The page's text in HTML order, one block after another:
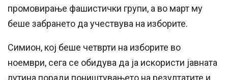
промовирање фашистички групи, а во март му
беше забрането да учествува на изборите.
Симион, кој беше четврти на изборите во
ноември, сега се обидува да ја искористи јавната
лутина поради поништувањето на резултатите и